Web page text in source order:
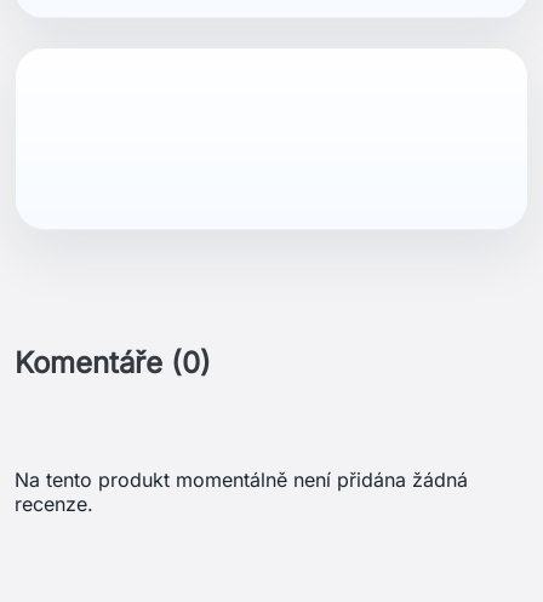
Komentáře (0)
Na tento produkt momentálně není přidána žádná
recenze.